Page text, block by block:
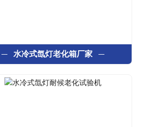
水冷式氙灯老化箱厂家